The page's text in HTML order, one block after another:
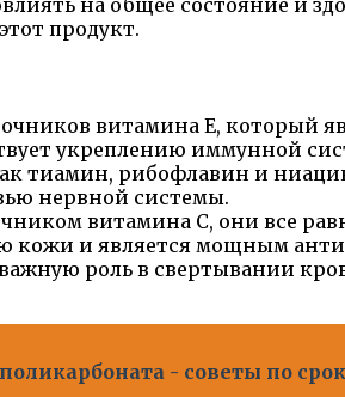
на общее состояние и
продукт.
витамина E, который
укреплению иммунной
тиамин, рибофлавин и
нервной системы.
витамина C, они все
кожи и является мощным
роль в свертывании
- советы по